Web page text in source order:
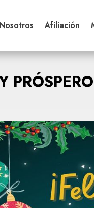
Nosotros Afiliación